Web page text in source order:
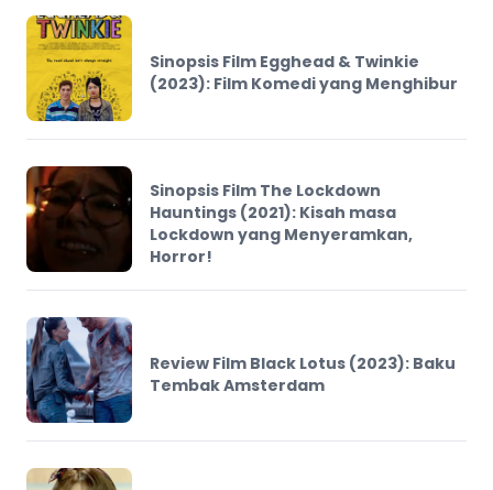
Sinopsis Film Egghead & Twinkie
(2023): Film Komedi yang Menghibur
Sinopsis Film The Lockdown
Hauntings (2021): Kisah masa
Lockdown yang Menyeramkan,
Horror!
Review Film Black Lotus (2023): Baku
Tembak Amsterdam